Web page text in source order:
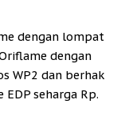
dengan lompat
dengan
WP2 dan berhak
seharga Rp.